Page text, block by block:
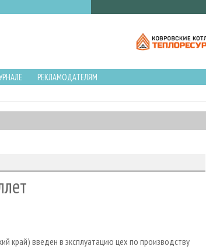
РЕКЛАМОДАТЕЛЯМ
край) введен в эксплуатацию цех по производству